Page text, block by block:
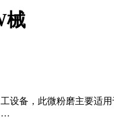
械
设备，此微粉磨主要适
…